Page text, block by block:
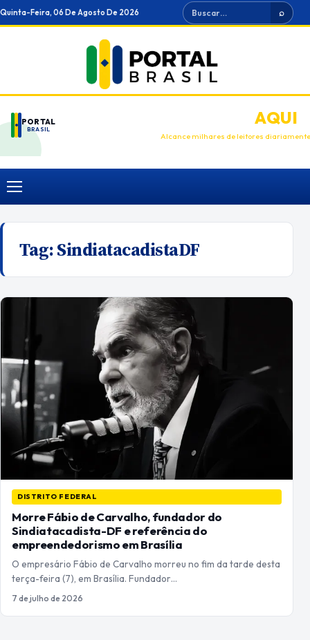
Ir
para
Quinta-Feira, 06 De Agosto De 2026 Buscar ⌕
PORTAL
BRASIL
ANUNCIEAQUI
Alcance milhares de leitores diariamente
Menu
Tag:SindiatacadistaDF
DISTRITO FEDERAL
Morre Fábio de Carvalho, fundador do
Sindiatacadista-DF e referência do
empreendedorismo em Brasília
O empresário Fábio de Carvalho morreu no fim da tarde desta
terça-feira (7), em Brasília. Fundador…
7 de julho de 2026